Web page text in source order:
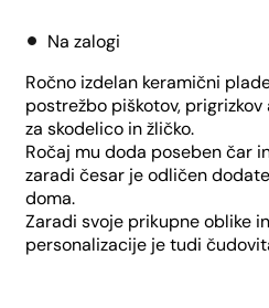
Na zalogi
Ročno izdelan keramični
postrežbo piškotov,
za skodelico in žličko.
Ročaj mu doda poseben čar
zaradi česar je odličen
doma.
Zaradi svoje prikupne oblike
personalizacije je tudi